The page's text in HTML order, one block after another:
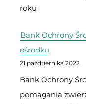
roku
Bank Ochrony
ośrodku
21 października 2022
Bank Ochrony
pomagania